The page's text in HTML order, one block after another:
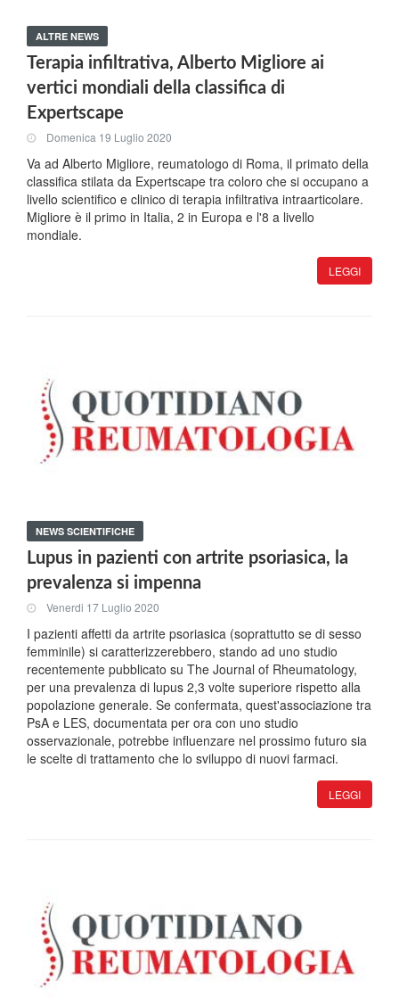
ALTRE NEWS
Terapia infiltrativa, Alberto Migliore ai
vertici mondiali della classifica di
Expertscape
Domenica 19 Luglio 2020
Va ad Alberto Migliore, reumatologo di Roma, il primato della
classifica stilata da Expertscape tra coloro che si occupano a
livello scientifico e clinico di terapia infiltrativa intraarticolare.
Migliore è il primo in Italia, 2 in Europa e l'8 a livello
mondiale.
LEGGI
NEWS SCIENTIFICHE
Lupus in pazienti con artrite psoriasica, la
prevalenza si impenna
Venerdi 17 Luglio 2020
I pazienti affetti da artrite psoriasica (soprattutto se di sesso
femminile) si caratterizzerebbero, stando ad uno studio
recentemente pubblicato su The Journal of Rheumatology,
per una prevalenza di lupus 2,3 volte superiore rispetto alla
popolazione generale. Se confermata, quest'associazione tra
PsA e LES, documentata per ora con uno studio
osservazionale, potrebbe influenzare nel prossimo futuro sia
le scelte di trattamento che lo sviluppo di nuovi farmaci.
LEGGI